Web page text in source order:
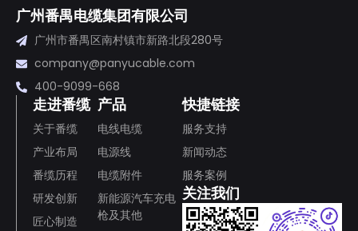
广州番禺电缆集团有限公司
广州市番禺区南村镇市新路北段280号
company@panyucable.com
400-9099-668
走进番缆
关于番缆
产业布局
番缆历程
研发创新
匠心制造
产品
电线电缆
电源线
电缆附件
新能源汽车充电
枪及其他
快捷链接
服务支持
新闻动态
服务案例
关注我们